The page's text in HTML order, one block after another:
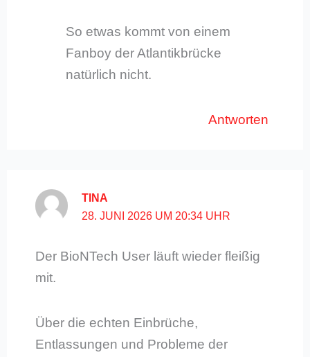
So etwas kommt von einem
Fanboy der Atlantikbrücke
natürlich nicht.
Antworten
TINA
28. JUNI 2026 UM 20:34 UHR
Der BioNTech User läuft wieder fleißig
mit.
Über die echten Einbrüche,
Entlassungen und Probleme der